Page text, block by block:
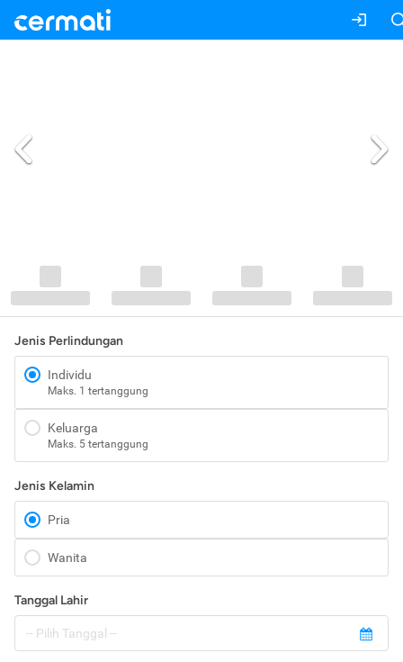
Jenis Perlindungan
Individu
Maks. 1 tertanggung
Keluarga
Maks. 5 tertanggung
Jenis Kelamin
Pria
Wanita
Tanggal Lahir